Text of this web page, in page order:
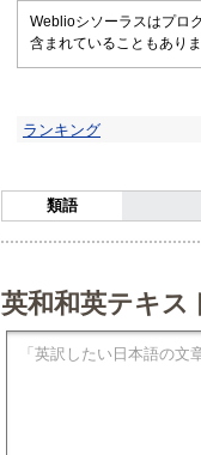
Weblioシソーラスはプロ
含まれていることもあり
ランキング
類語
英和和英テキス